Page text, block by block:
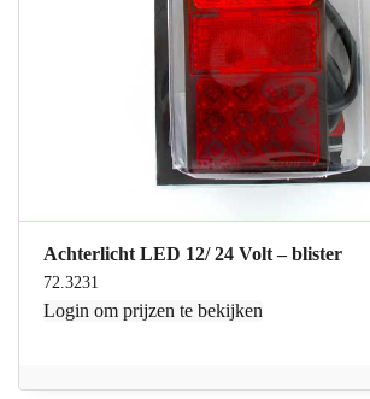
Achterlicht LED 12/ 24 Volt – blister
72.3231
Login om prijzen te bekijken